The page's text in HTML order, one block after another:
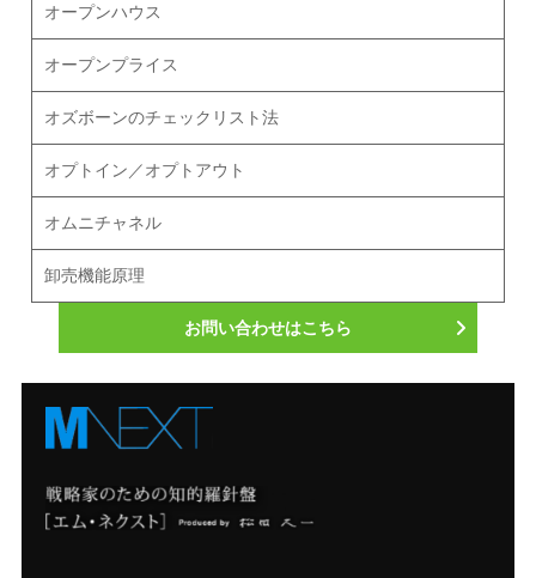
オープンハウス
オープンプライス
オズボーンのチェックリスト法
オプトイン／オプトアウト
オムニチャネル
卸売機能原理
お問い合わせはこちら